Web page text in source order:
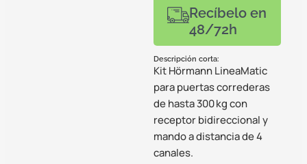
Recíbelo en
48/72h
Descripción corta:
Kit Hörmann LineaMatic
para puertas correderas
de hasta 300 kg con
receptor bidireccional y
mando a distancia de 4
canales.